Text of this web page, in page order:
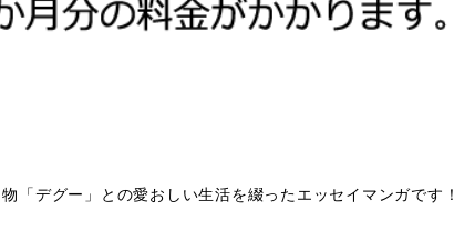
「デグー」との愛おしい生活を綴ったエッセイマンガです！